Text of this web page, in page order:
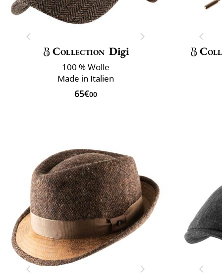
Collection Digi
100 % Wolle
Made in Italien
65€00